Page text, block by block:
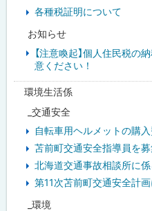
各種税証明について
お知らせ
【注意喚起】個人住民税
意ください！
環境生活係
_交通安全
自転車用ヘルメットの購
苫前町交通安全指導員を
北海道交通事故相談所に
第11次苫前町交通安全計
_環境